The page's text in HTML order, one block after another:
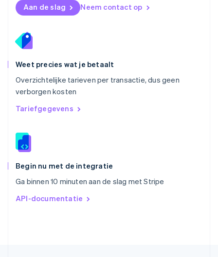
Aan de slag Neem contact op
Weet precies wat je betaalt
Overzichtelijke tarieven per transactie, dus geen
verborgen kosten
Tariefgegevens
Begin nu met de integratie
Ga binnen 10 minuten aan de slag met Stripe
API-documentatie
English
Portugal
Roemenië
English
English简体中文
EnglishItaliano
Slowakije
English
Spanje
Thailand
Tsjechië
English
简体中文English
English